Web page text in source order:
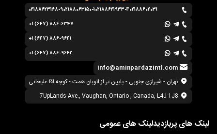
info@aminpardazintl.com
02188623168-902188063150-102188621933-402188602031
+1 (647) 886-6347
+1 (647) 886-9641
+1 (647) 886-9642
تهران - شیرازی جنوبی - پایین تر از اتوبان همت - کوچه اقا علیخانی
7UpLands Ave., Vaughan, Ontario , Canada, L4J-1J8
لینک های پربازدیدلینک های عمومی